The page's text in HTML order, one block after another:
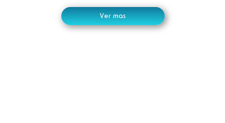
Ver mas